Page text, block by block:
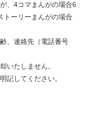
、4コマまんがの場合6
トーリーまんがの場合
、連絡先（電話番号
いたしません。
記してください。